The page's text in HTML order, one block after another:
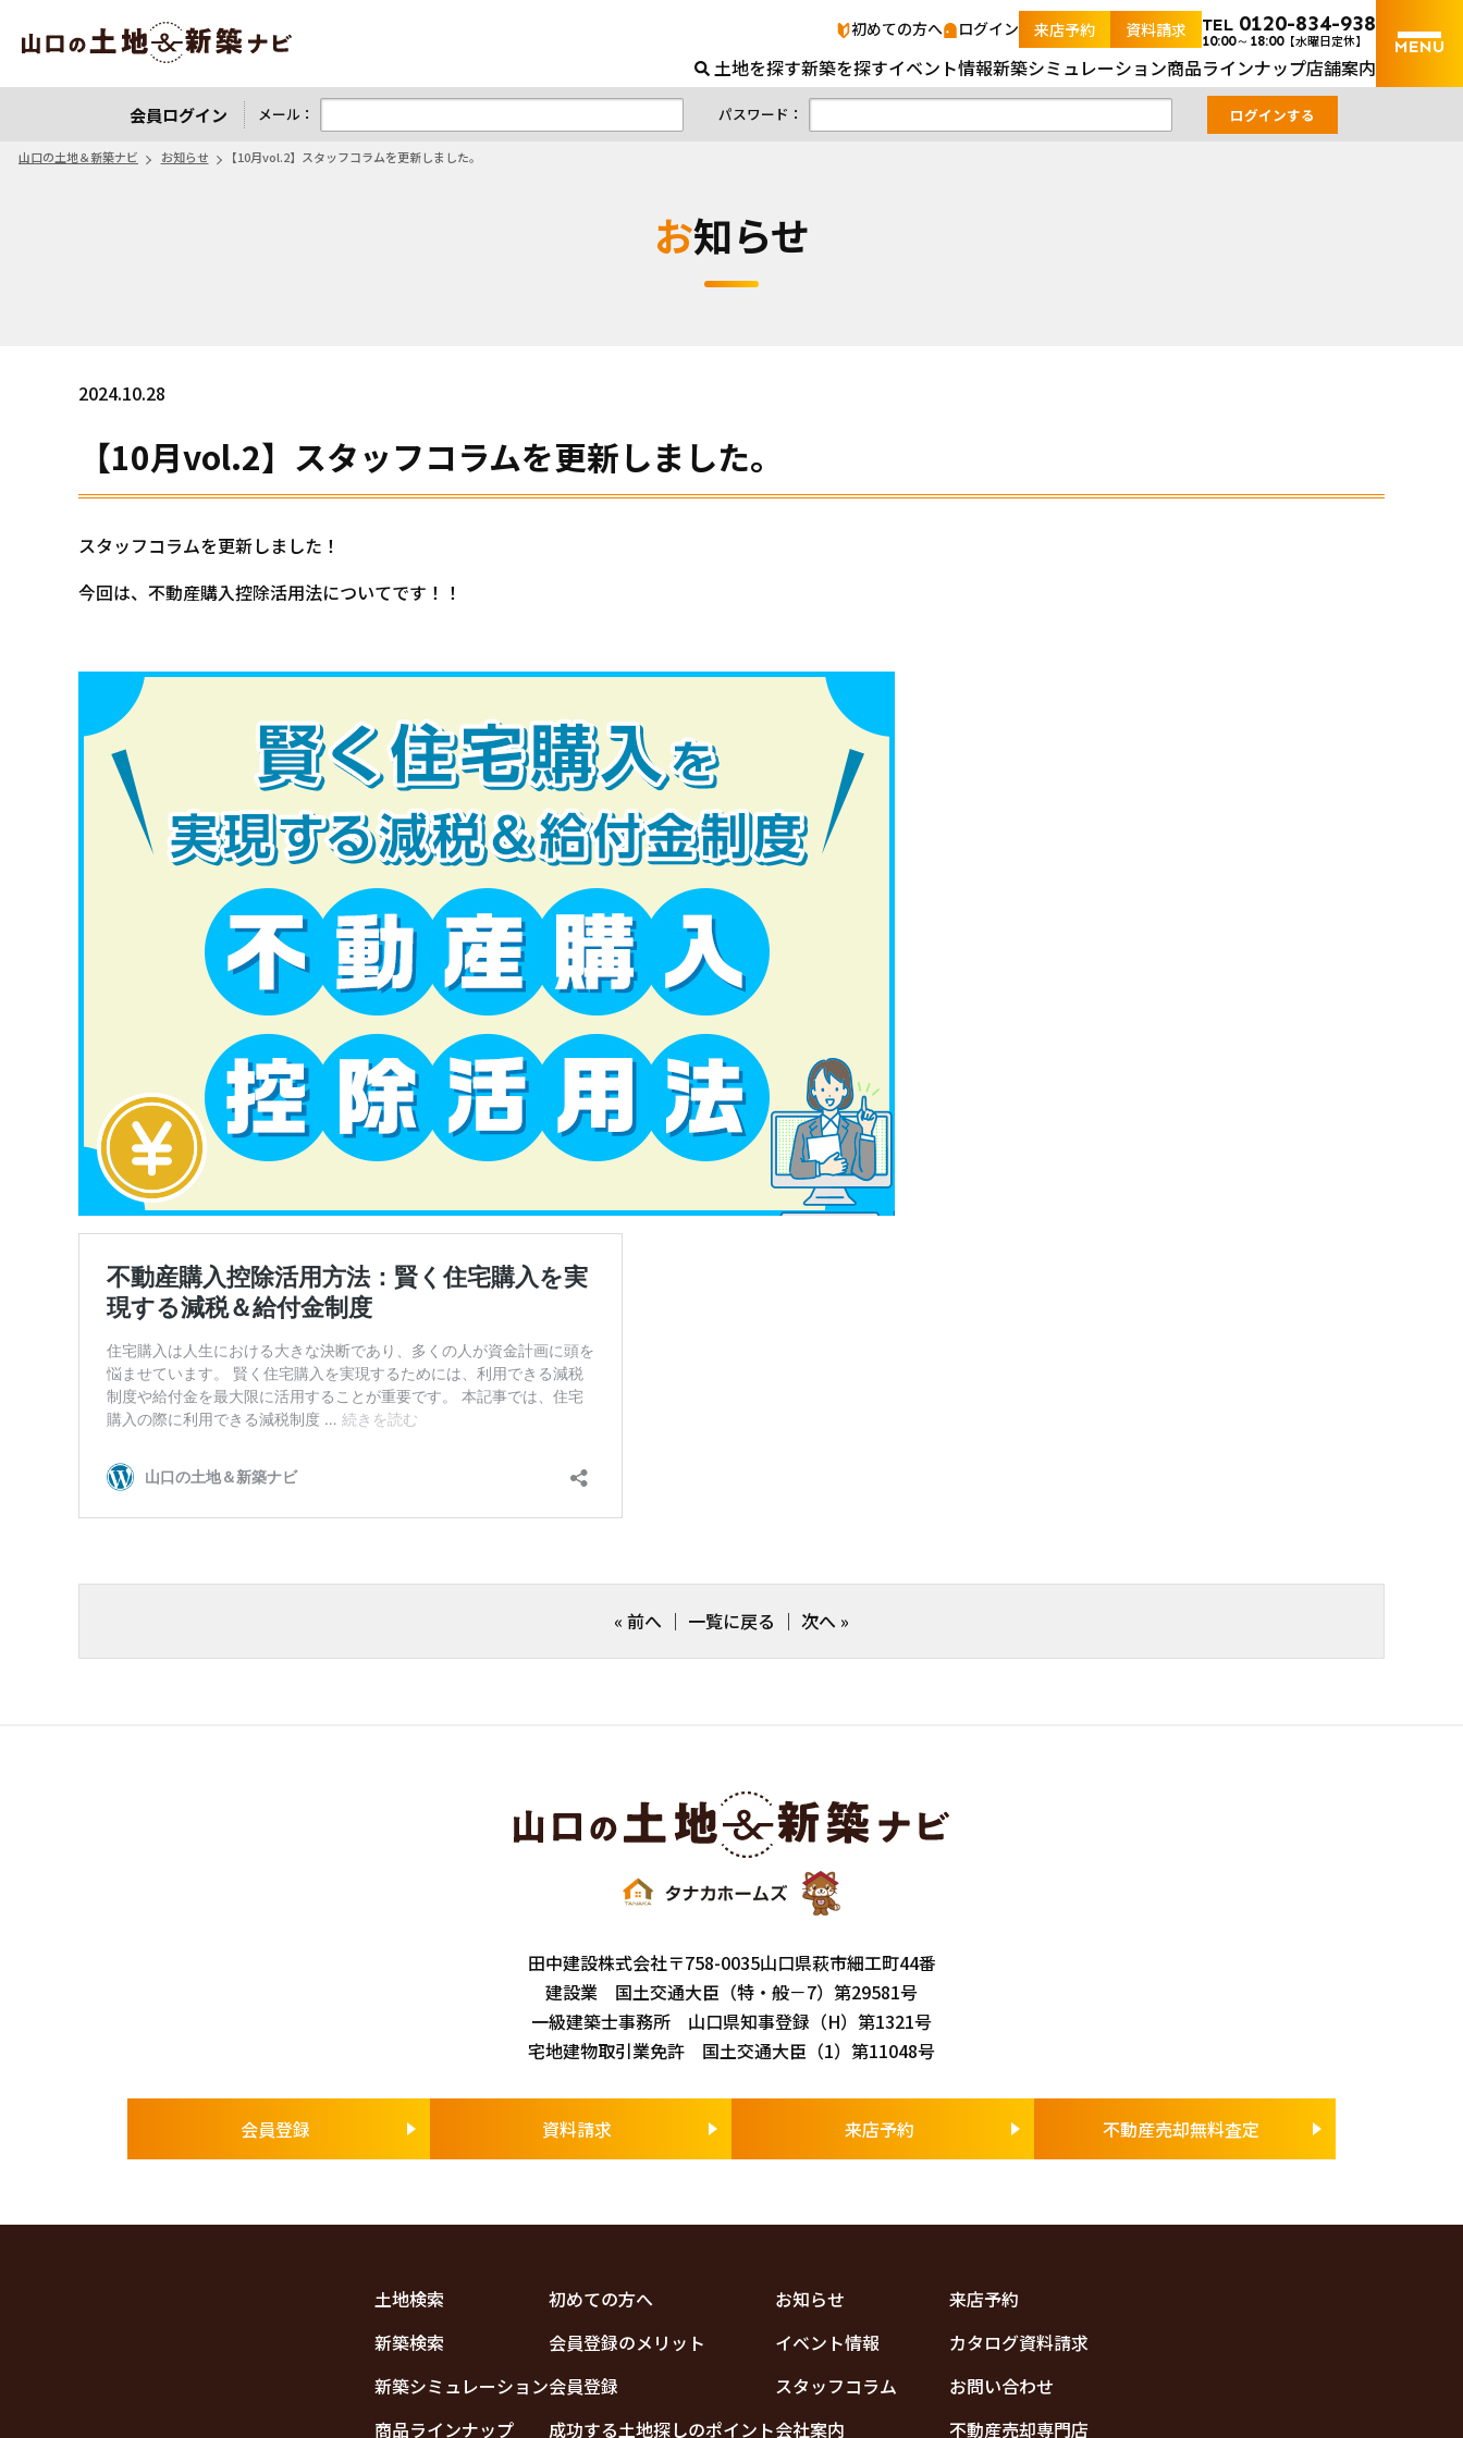
【10月vol.2】スタッフコ･･･｜お知らせ｜山口の土地＆新築ナビ｜山口
初めての方へ ログイン 来店予約 資料請求 TEL 0120-834-938
10:00～18:00【水曜日定休】
土地を探す新築を探すイベント情報新築シミュレーション商品ラインナップ店舗案内
会員ログイン メール： パスワード：
山口の土地＆新築ナビ お知らせ 【10月vol.2】スタッフコラムを更新しました。
お知らせ
2024.10.28
【10月vol.2】スタッフコラムを更新しました。
スタッフコラムを更新しました！
今回は、不動産購入控除活用法についてです！！
« 前へ ｜ 一覧に戻る ｜ 次へ »
田中建設株式会社〒758-0035山口県萩市細工町44番
建設業 国土交通大臣（特・般－7）第29581号
一級建築士事務所 山口県知事登録（H）第1321号
宅地建物取引業免許 国土交通大臣（1）第11048号
会員登録 資料請求 来店予約 不動産売却無料査定
土地検索
新築検索
新築シミュレーション
商品ラインナップ
初めての方へ
会員登録のメリット
会員登録
成功する土地探しのポイント
お知らせ
イベント情報
スタッフコラム
会社案内
来店予約
カタログ資料請求
お問い合わせ
不動産売却専門店